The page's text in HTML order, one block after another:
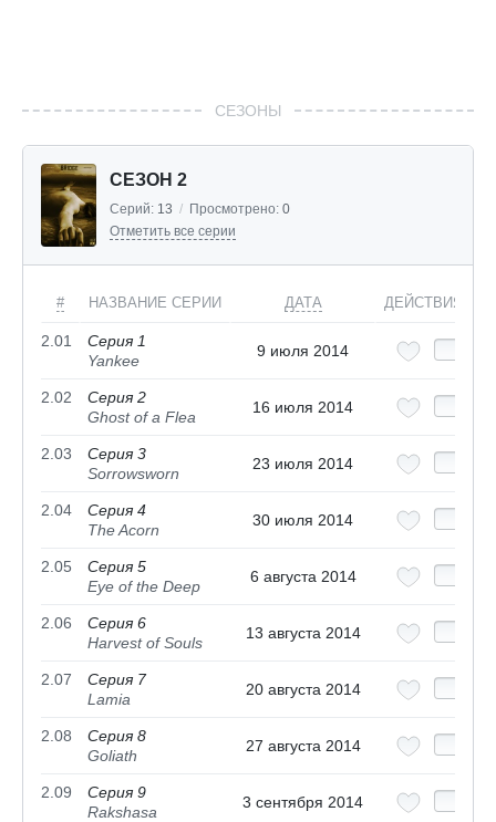
СЕЗОНЫ
СЕЗОН 2
Серий: 13 / Просмотрено: 0
Отметить все серии
# НАЗВАНИЕ СЕРИИ ДАТА ДЕЙСТВИЯ
2.01
Серия 1
Yankee
9 июля 2014
2.02
Серия 2
Ghost of a Flea
16 июля 2014
2.03
Серия 3
Sorrowsworn
23 июля 2014
2.04
Серия 4
The Acorn
30 июля 2014
2.05
Серия 5
Eye of the Deep
6 августа 2014
2.06
Серия 6
Harvest of Souls
13 августа 2014
2.07
Серия 7
Lamia
20 августа 2014
2.08
Серия 8
Goliath
27 августа 2014
2.09
Серия 9
Rakshasa
3 сентября 2014